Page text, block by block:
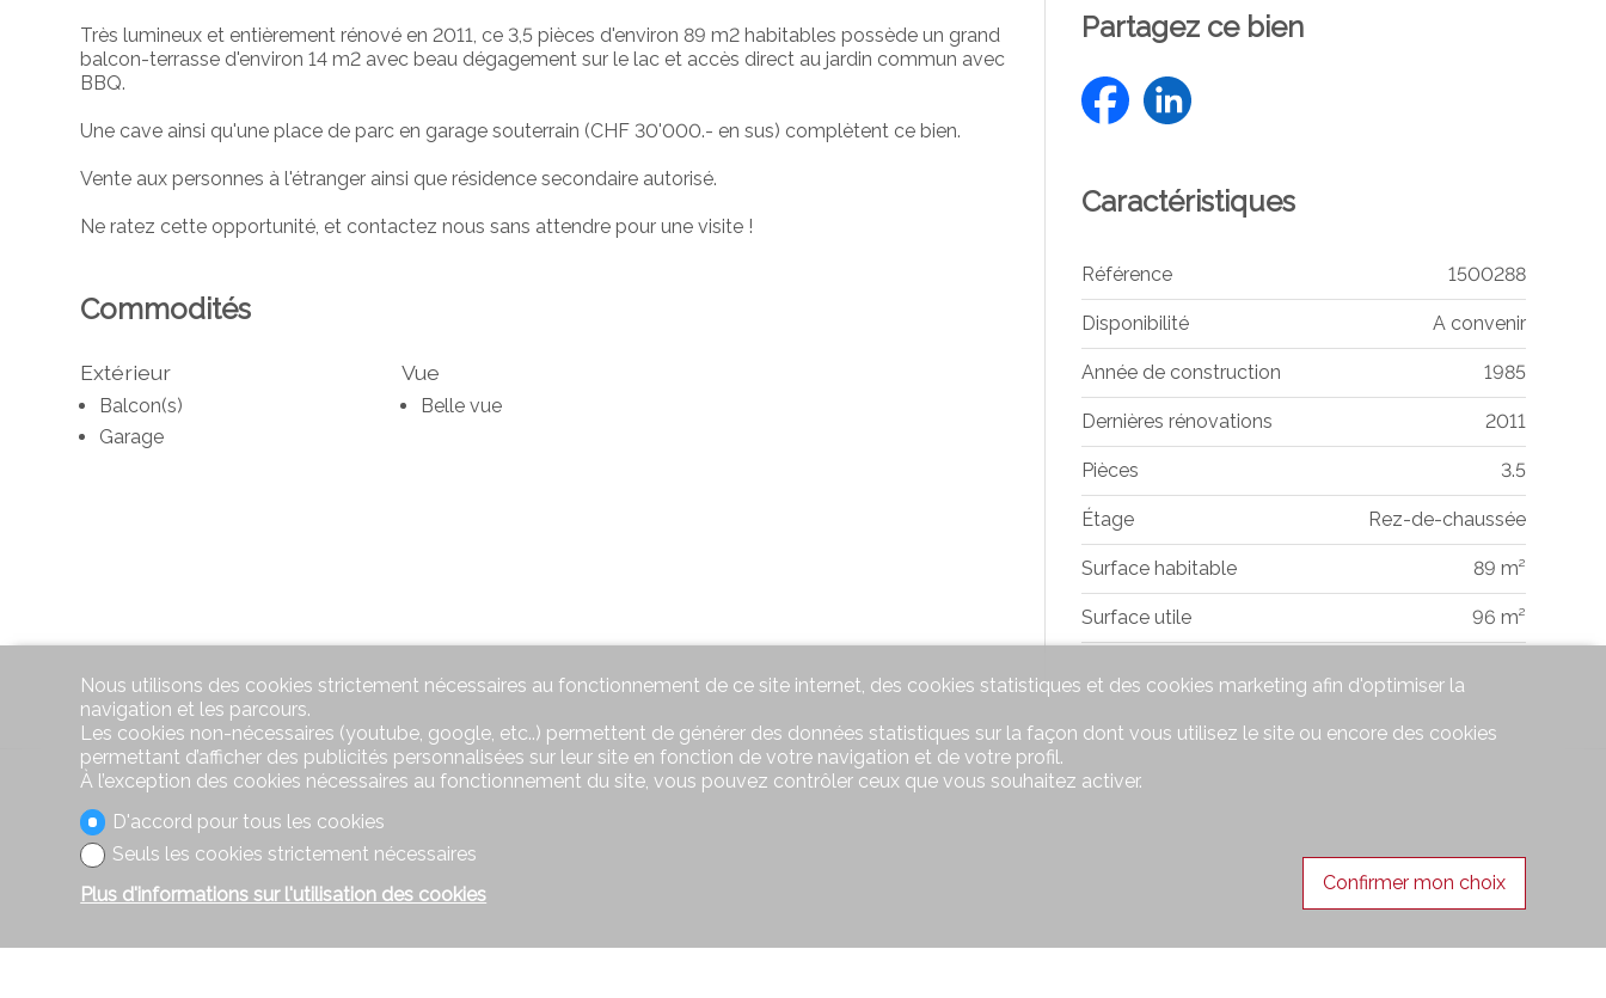
Très lumineux et entièrement rénové en 2011, ce 3,5 pièces d'environ 89 m2 habitables possède un grand
balcon-terrasse d'environ 14 m2 avec beau dégagement sur le lac et accès direct au jardin commun avec
BBQ.
Une cave ainsi qu'une place de parc en garage souterrain (CHF 30'000.- en sus) complètent ce bien.
Vente aux personnes à l'étranger ainsi que résidence secondaire autorisé.
Ne ratez cette opportunité, et contactez nous sans attendre pour une visite !
Commodités
Extérieur
Balcon(s)
Garage
Vue
Belle vue
Partagez ce bien
Caractéristiques
Référence 1500288
Disponibilité A convenir
Année de construction 1985
Dernières rénovations 2011
Pièces 3.5
Étage Rez-de-chaussée
Surface habitable 89 m²
Surface utile 96 m²
Nous utilisons des cookies strictement nécessaires au fonctionnement de ce site internet, des cookies statistiques et des cookies marketing afin d'optimiser la
navigation et les parcours.
Les cookies non-nécessaires (youtube, google, etc..) permettent de générer des données statistiques sur la façon dont vous utilisez le site ou encore des cookies
permettant d’afficher des publicités personnalisées sur leur site en fonction de votre navigation et de votre profil.
À l’exception des cookies nécessaires au fonctionnement du site, vous pouvez contrôler ceux que vous souhaitez activer.
D'accord pour tous les cookies
Seuls les cookies strictement nécessaires
Plus d'informations sur l'utilisation des cookies
Confirmer mon choix